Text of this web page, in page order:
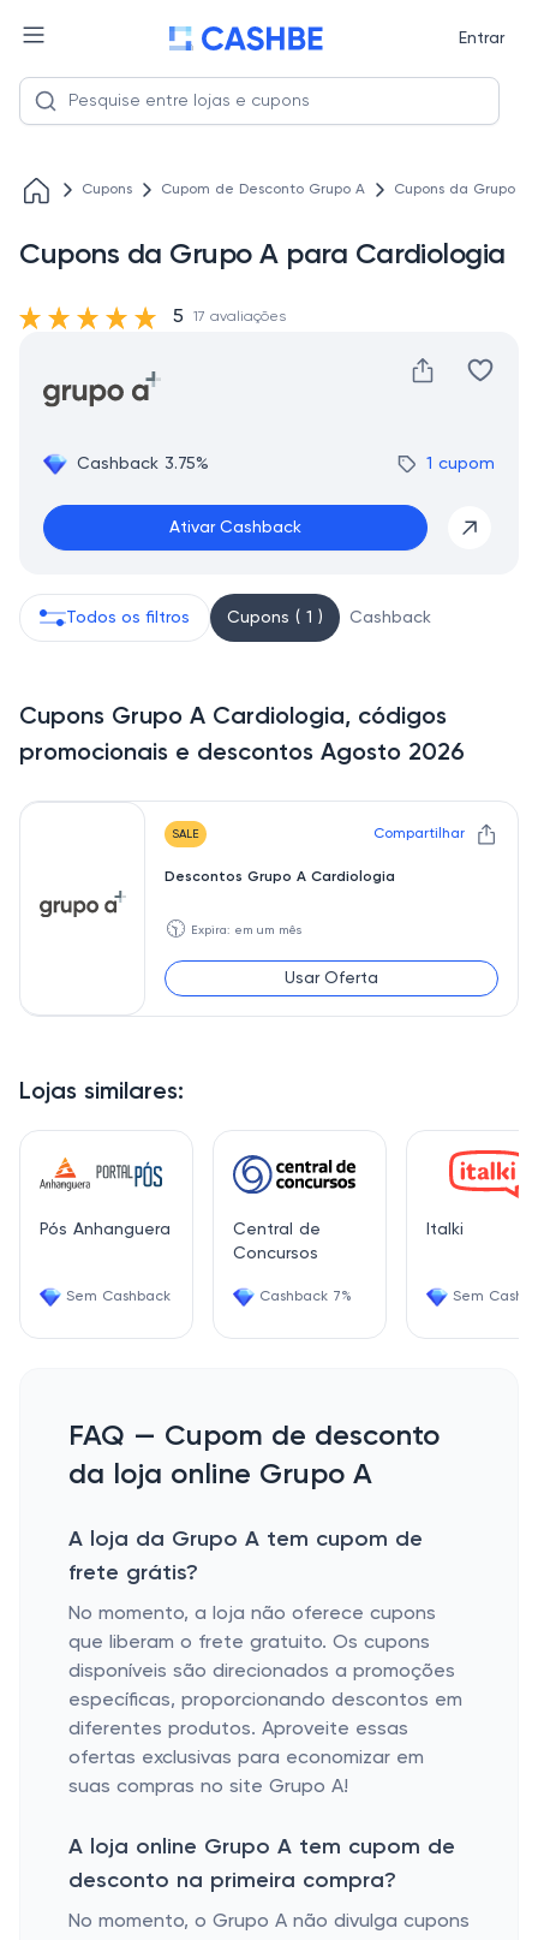
Entrar
Cupons Cupom de Desconto Grupo A Cupons da Grupo
Cupons da Grupo A para Cardiologia
Cashback 3.75% 1 cupom
Ativar Cashback
5 17 avaliações
Lojas similares:
Pós Anhanguera
Sem Cashback
Central de
Concursos
Cashback 7%
Italki
Sem
Todos os filtros Cupons ( 1 ) Cashback
Cupons Grupo A Cardiologia, códigos
promocionais e descontos Agosto 2026
SALE Compartilhar
Descontos Grupo A Cardiologia
🕥 Expira: em um mês
Usar Oferta
FAQ — Cupom de desconto
da loja online Grupo A
A loja da Grupo A tem cupom de
frete grátis?
No momento, a loja não oferece cupons
que liberam o frete gratuito. Os cupons
disponíveis são direcionados a promoções
específicas, proporcionando descontos em
diferentes produtos. Aproveite essas
ofertas exclusivas para economizar em
suas compras no site Grupo A!
A loja online Grupo A tem cupom de
desconto na primeira compra?
No momento, o Grupo A não divulga cupons